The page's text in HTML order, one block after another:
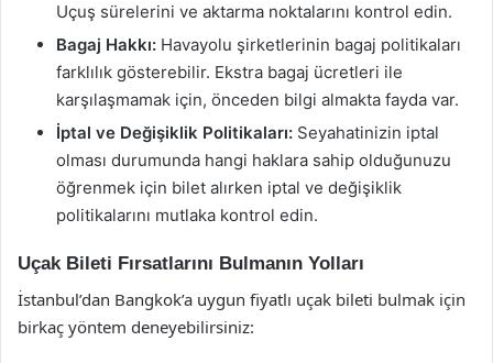
Uçuş sürelerini ve aktarma noktalarını kontrol edin.
Bagaj Hakkı: Havayolu şirketlerinin bagaj politikaları
farklılık gösterebilir. Ekstra bagaj ücretleri ile
karşılaşmamak için, önceden bilgi almakta fayda var.
İptal ve Değişiklik Politikaları: Seyahatinizin iptal
olması durumunda hangi haklara sahip olduğunuzu
öğrenmek için bilet alırken iptal ve değişiklik
politikalarını mutlaka kontrol edin.
Uçak Bileti Fırsatlarını Bulmanın Yolları
İstanbul’dan Bangkok’a uygun fiyatlı uçak bileti bulmak için
birkaç yöntem deneyebilirsiniz: